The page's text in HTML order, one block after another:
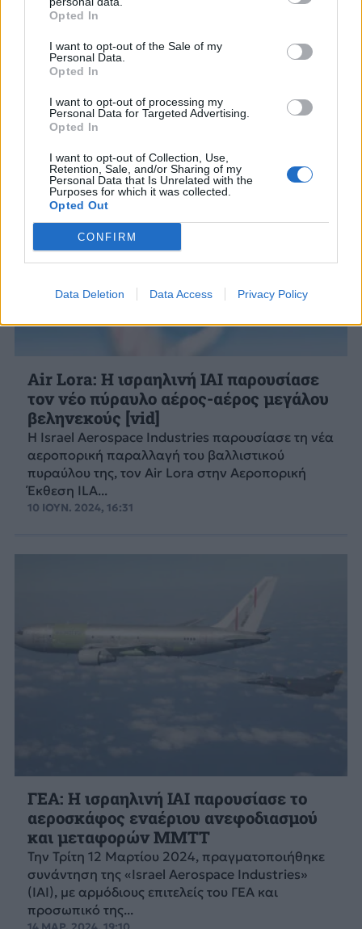
Opted In
I want to opt-out of the Sale of my
Personal Data.
Opted In
I want to opt-out of processing my
Personal Data for Targeted Advertising.
Opted In
I want to opt-out of Collection, Use,
Retention, Sale, and/or Sharing of my
Personal Data that Is Unrelated with the
Purposes for which it was collected.
Opted Out
CONFIRM
Data Deletion Data Access Privacy Policy
Το υπουργείο Άμυνας του Ισραήλ ανακοίνωσε
συστήματος αεράμυνας Barak MX στη Σλοβακία,
έναντι 560...
Air Lora: Η ισραηλινή IAI παρουσίασε
τον νέο πύραυλο αέρος-αέρος μεγάλου
βεληνεκούς [vid]
Η Israel Aerospace Industries παρουσίασε τη νέα
αεροπορική παραλλαγή του βαλλιστικού
πυραύλου της, τον Air Lora στην Αεροπορική
Έκθεση ILA...
10 ΙΟΥΝ. 2024, 16:31
ΓΕΑ: Η ισραηλινή IAI παρουσίασε το
αεροσκάφος εναέριου ανεφοδιασμού
και μεταφορών MMTT
Την Τρίτη 12 Μαρτίου 2024, πραγματοποιήθηκε
συνάντηση της «Israel Aerospace Industries»
(IAI), με αρμόδιους επιτελείς του ΓΕΑ και
προσωπικό της...